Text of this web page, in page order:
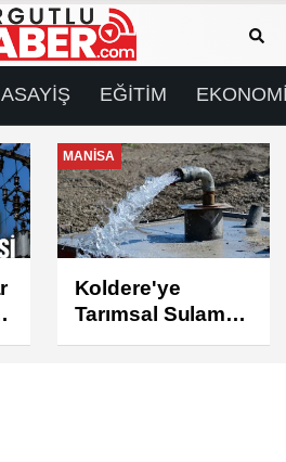
ASAYİŞ EĞİTİM
GÜNDEM
Manisa'da 1.200
Kınalı Keklik
Doğaya Salındı